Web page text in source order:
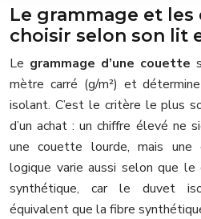
Le grammage et les
choisir selon son lit
Le grammage d’une couette
mètre carré (g/m²) et
isolant. C’est le critère le plus
d’un achat : un chiffre élevé ne
une couette lourde, mais une
logique varie aussi selon que
synthétique, car le duvet
équivalent que la fibre